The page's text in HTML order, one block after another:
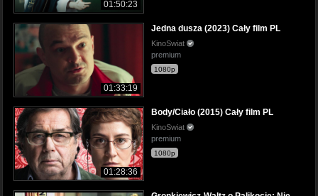
01:50:23
01:33:19
Jedna dusza (2023) Cały film PL
KinoSwiat
premium
1080p
01:28:36
Body/Ciało (2015) Cały film PL
KinoSwiat
premium
1080p